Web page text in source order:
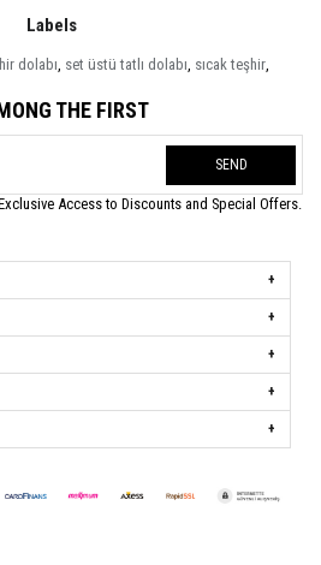
Labels
dolabı, set üstü tatlı dolabı, sıcak teşhir,
THE FIRST
SEND
Access to Discounts and Special Offers.